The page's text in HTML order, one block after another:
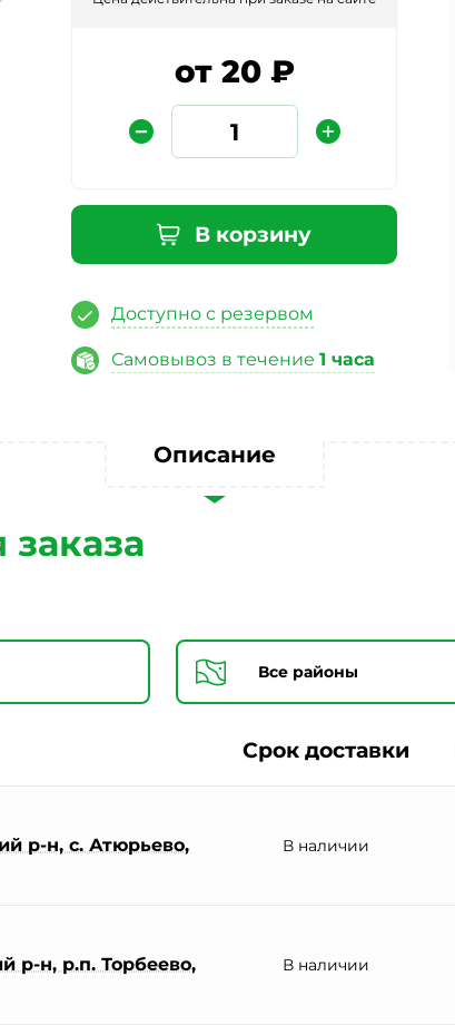
от 20 ₽
В корзину
Доступно с резервом
Самовывоз в течение1 часа
Описание
заказа
Срок доставки
р-н, с. Атюрьево,
В наличии
р-н, р.п. Торбеево,
В наличии
от автоматических сообщений
Введите слово на картинке*
«Отправить отзыв», я даю свое согласие на
в соответствии с Федеральным законом от
Согласии на обработку персональных данных *